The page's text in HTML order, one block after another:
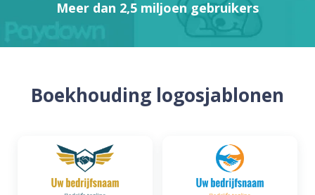
Meer dan 2,5 miljoen gebruikers
Boekhouding logosjablonen